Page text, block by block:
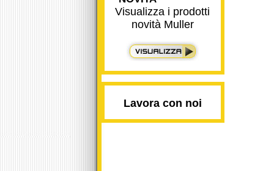
Visualizza i prodotti
novità Muller
Lavora con noi